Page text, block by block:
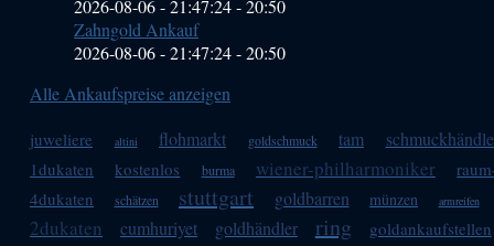
2026-08-06 - 21:47:24-20:50
Zahngold Ankauf
2026-08-06 - 21:47:24-20:50
Alle Ankaufspreise anzeigen
juweliere altini flohmarkt goldschmuck tam
1dukaten kostenlos burma wiener-philharmoniker
4dukaten
schätzen stuttgart goldbarren münzen armreifen
2dukaten cumhuriyet goldhändler ring goldankaufstellen